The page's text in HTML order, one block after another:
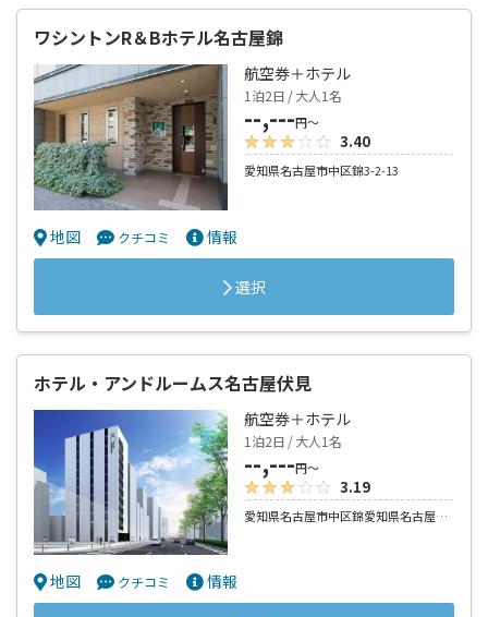
ワシントンR＆Bホテル名古屋錦
航空券＋ホテル
1泊2日 / 大人1名
--,---円～
3.40
愛知県名古屋市中区錦3-2-13
地図 クチコミ 情報
選択
ホテル・アンドルームス名古屋伏見
航空券＋ホテル
1泊2日 / 大人1名
--,---円～
3.19
愛知県名古屋市中区錦愛知県名古屋市中区錦2-8-28
地図 クチコミ 情報